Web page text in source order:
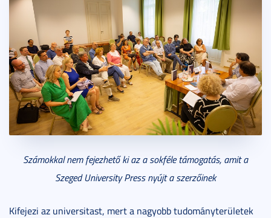
Számokkal nem fejezhető ki az a sokféle támogatás, amit a
Szeged University Press nyújt a szerzőinek
Kifejezi az universitast, mert a nagyobb tudományterületek